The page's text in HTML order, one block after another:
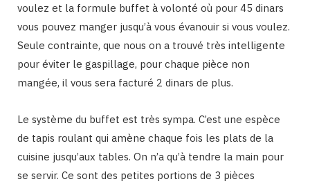
voulez et la formule buffet à volonté où pour 45 dinars
vous pouvez manger jusqu’à vous évanouir si vous voulez.
Seule contrainte, que nous on a trouvé très intelligente
pour éviter le gaspillage, pour chaque pièce non
mangée, il vous sera facturé 2 dinars de plus.
Le système du buffet est très sympa. C’est une espèce
de tapis roulant qui amène chaque fois les plats de la
cuisine jusqu’aux tables. On n’a qu’à tendre la main pour
se servir. Ce sont des petites portions de 3 pièces